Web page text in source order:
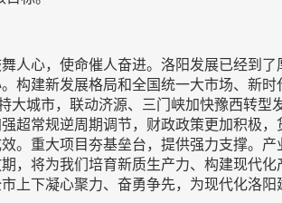
人心，使命催人奋进。洛阳发展已经到
构建新发展格局和全国统一大市场、新
大城市，联动济源、三门峡加快豫西转
超常规逆周期调节，财政政策更加积极
。重大项目夯基垒台，提供强力支撑。
，将为我们培育新质生产力、构建现代
上下凝心聚力、奋勇争先，为现代化洛